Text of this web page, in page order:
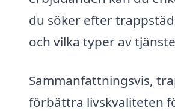
du söker efter
och vilka typer av
Sammanfattningsvis,
förbättra livskvaliteten